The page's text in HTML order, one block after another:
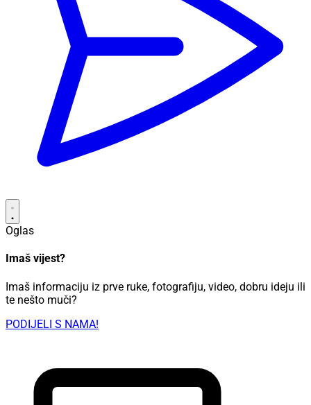
Oglas
Imaš vijest?
Imaš informaciju iz prve ruke, fotografiju, video, dobru ideju ili
te nešto muči?
PODIJELI S NAMA!